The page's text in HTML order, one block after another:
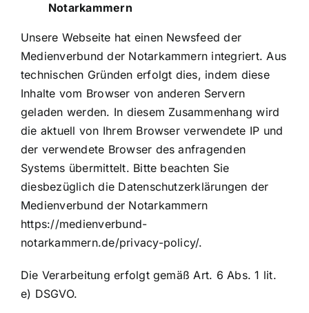
Notarkammern
Unsere Webseite hat einen Newsfeed der
Medienverbund der Notarkammern integriert. Aus
technischen Gründen erfolgt dies, indem diese
Inhalte vom Browser von anderen Servern
geladen werden. In diesem Zusammenhang wird
die aktuell von Ihrem Browser verwendete IP und
der verwendete Browser des anfragenden
Systems übermittelt. Bitte beachten Sie
diesbezüglich die Datenschutzerklärungen der
Medienverbund der Notarkammern
https://medienverbund-
notarkammern.de/privacy-policy/.
Die Verarbeitung erfolgt gemäß Art. 6 Abs. 1 lit.
e) DSGVO.